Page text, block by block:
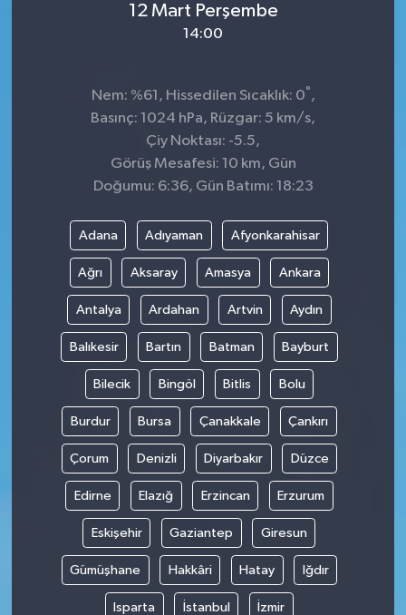
12 Mart Perşembe
14:00
Nem: %61, Hissedilen Sıcaklık: 0° ,
Basınç: 1024 hPa, Rüzgar: 5 km/s,
Çiy Noktası: -5.5,
Görüş Mesafesi: 10 km, Gün
Doğumu: 6:36, Gün Batımı: 18:23
Adana Adıyaman Afyonkarahisar
Ağrı Aksaray Amasya Ankara
Antalya Ardahan Artvin Aydın
Balıkesir Bartın Batman Bayburt
Bilecik Bingöl Bitlis Bolu
Burdur Bursa Çanakkale Çankırı
Çorum Denizli Diyarbakır Düzce
Edirne Elazığ Erzincan Erzurum
Eskişehir Gaziantep Giresun
Gümüşhane Hakkâri Hatay Iğdır
Isparta İstanbul İzmir